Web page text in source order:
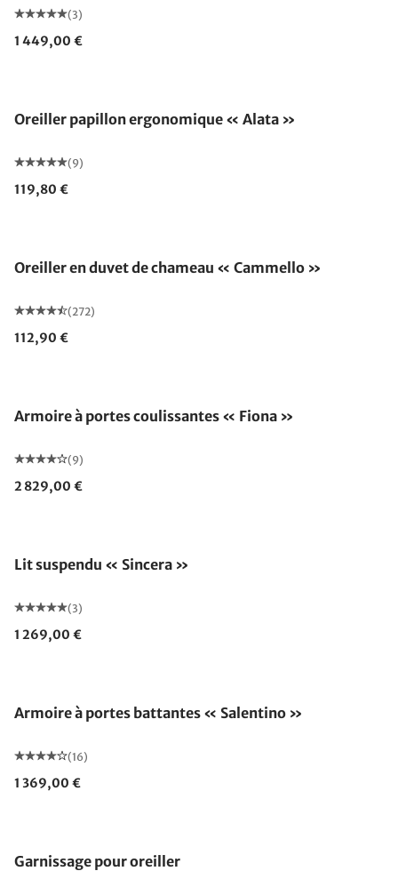
(3)
1 449,00 €
Oreiller papillon ergonomique « Alata »
(9)
119,80 €
Oreiller en duvet de chameau « Cammello »
(272)
112,90 €
Armoire à portes coulissantes « Fiona »
(9)
2 829,00 €
Lit suspendu « Sincera »
(3)
1 269,00 €
Armoire à portes battantes « Salentino »
(16)
1 369,00 €
Garnissage pour oreiller